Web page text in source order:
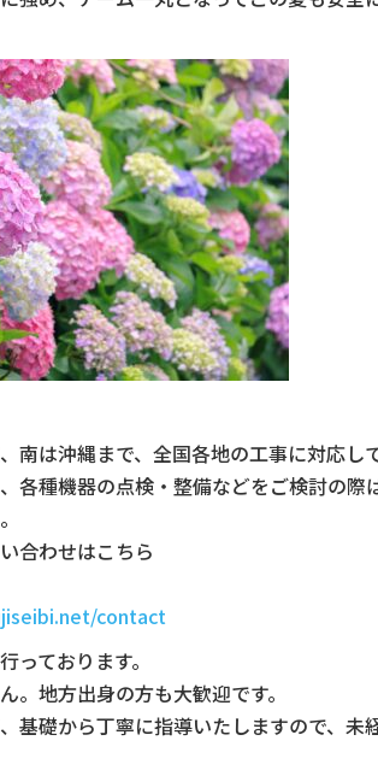
南は沖縄まで、全国各地の工事に対応し
各種機器の点検・整備などをご検討の際
合わせはこちら
contact
っております。
。地方出身の方も大歓迎です。
基礎から丁寧に指導いたしますので、未